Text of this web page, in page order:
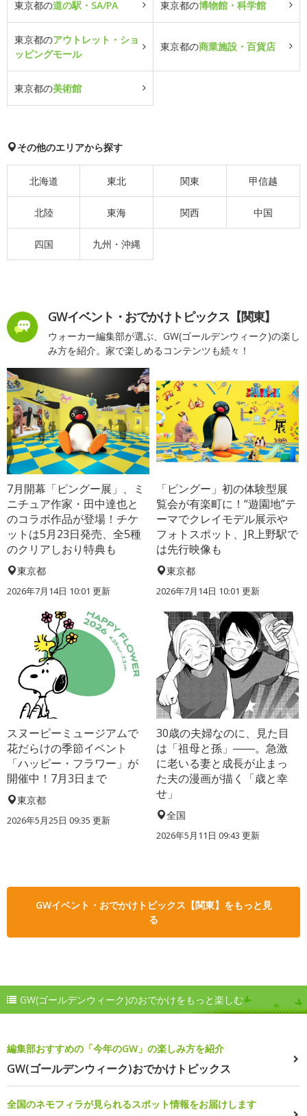
東京都の道の駅・SA/PA 東京都の博物館・科学館
東京都のアウトレット・ショ
ッピングモール
東京都の商業施設・百貨店
東京都の美術館
その他のエリアから探す
北海道 東北 関東 甲信越
北陸 東海 関西 中国
四国 九州・沖縄
GWイベント・おでかけトピックス【関東】
ウォーカー編集部が選ぶ、GW(ゴールデンウィーク)の楽し
み方を紹介。家で楽しめるコンテンツも続々！
7月開幕「ピングー展」、ミ
ニチュア作家・田中達也と
のコラボ作品が登場！チケ
ットは5月23日発売、全5種
のクリアしおり特典も
東京都
2026年7月14日 10:01 更新
「ピングー」初の体験型展
覧会が有楽町に！“遊園地”テ
ーマでクレイモデル展示や
フォトスポット、JR上野駅で
は先行映像も
東京都
2026年7月14日 10:01 更新
スヌーピーミュージアムで
花だらけの季節イベント
「ハッピー・フラワー」が
開催中！7月3日まで
東京都
2026年5月25日 09:35 更新
30歳の夫婦なのに、見た目
は「祖母と孫」――。急激
に老いる妻と成長が止まっ
た夫の漫画が描く「歳と幸
せ」
全国
2026年5月11日 09:43 更新
GWイベント・おでかけトピックス【関東】をもっと見
る
GW(ゴールデンウィーク)のおでかけをもっと楽しむ
編集部おすすめの「今年のGW」の楽しみ方を紹介
GW(ゴールデンウィーク)おでかけトピックス
全国のネモフィラが見られるスポット情報をお届けします